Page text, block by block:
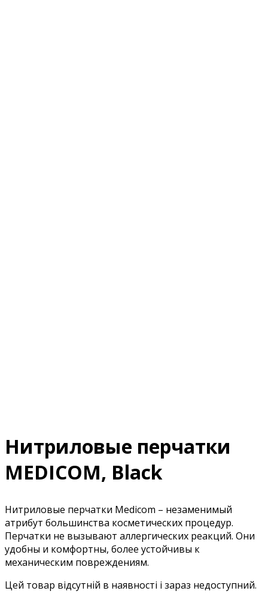
Нитриловые перчатки
MEDICOM, Black
Нитриловые перчатки Medicom – незаменимый
атрибут большинства косметических процедур.
Перчатки не вызывают аллергических реакций. Они
удобны и комфортны, более устойчивы к
механическим повреждениям.
Цей товар відсутній в наявності і зараз недоступний.